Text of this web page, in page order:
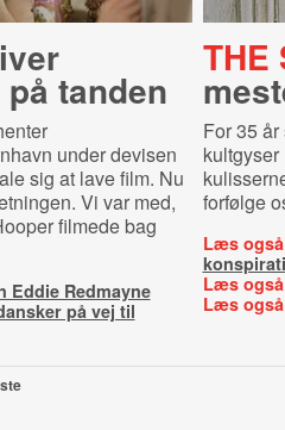
tanden
under devisen
sig at lave film. Nu
Vi var med,
filmede bag
Eddie Redmayne
på vej til
THE
For 35
kultgyser
forfølge
Læs
Læs
Læs